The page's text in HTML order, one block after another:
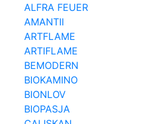
ALFRA FEUER
AMANTII
ARTFLAME
ARTIFLAME
BEMODERN
BIOKAMINO
BIONLOV
BIOPASJA